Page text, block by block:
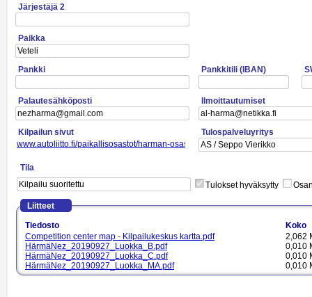
Järjestäjä 2
Paikka
Pankki Pankkitili (IBAN)
Palautesähköposti Ilmoittautumiset
Kilpailun sivut
Tulospalveluyritys
www.autoliitto.fi/paikallisosastot/harman-osasto
Tila
Tulokset hyväksytty
Liitteet
Tiedosto
Koko
Competition center map - Kilpailukeskus kartta.pdf
2,062
HärmäNez_20190927_Luokka_B.pdf
0,010
HärmäNez_20190927_Luokka_C.pdf
0,010
HärmäNez_20190927_Luokka_MA.pdf
0,010
HärmäNez_20190927_Luokka_NFi.pdf
0,010